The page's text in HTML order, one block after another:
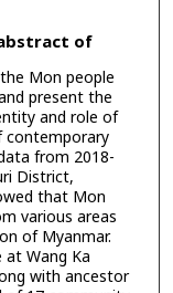
of
Mon people
present the
and role of
contemporary
from 2018-
District,
that Mon
various areas
of Myanmar.
Wang Ka
with ancestor